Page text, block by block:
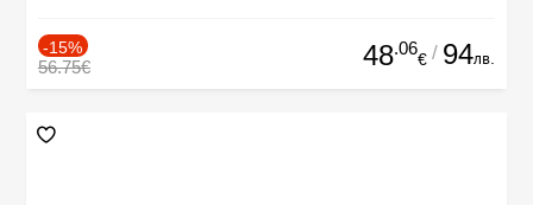
-15%
56.75€ 48.06
€ / 94лв.